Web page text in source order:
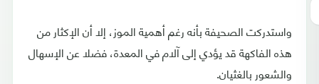
واستدركت الصحيفة بأنه رغم أهمية الموز، إلا أن الإكثار من
هذه الفاكهة قد يؤدي إلى آلام في المعدة، فضلا عن الإسهال
والشعور بالغثيان.